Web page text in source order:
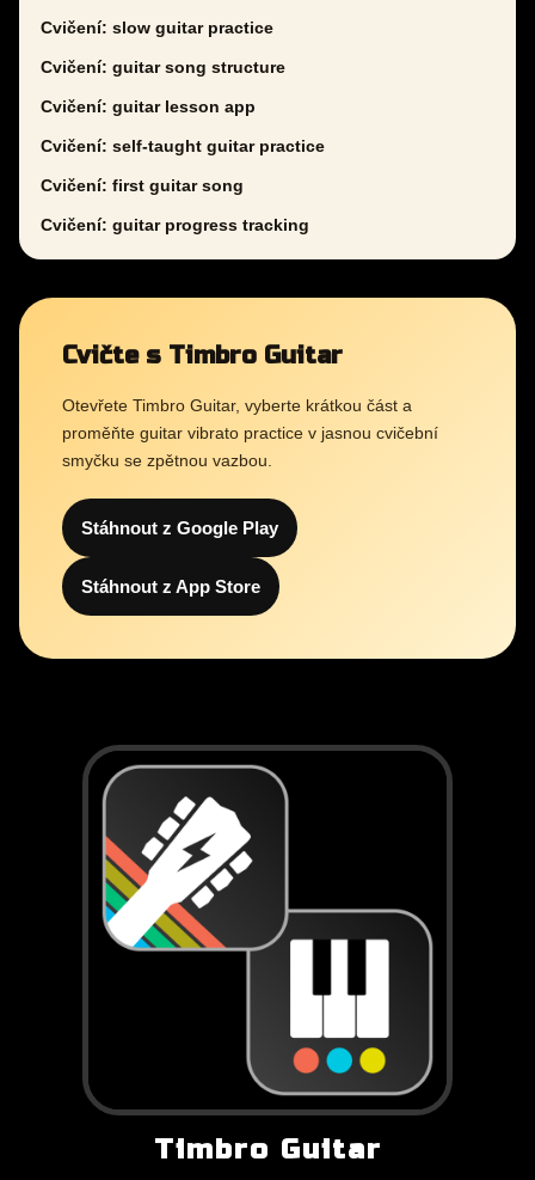
Cvičení: slow guitar practice
Cvičení: guitar song structure
Cvičení: guitar lesson app
Cvičení: self-taught guitar practice
Cvičení: first guitar song
Cvičení: guitar progress tracking
Cvičte s Timbro Guitar
Otevřete Timbro Guitar, vyberte krátkou část a
proměňte guitar vibrato practice v jasnou cvičební
smyčku se zpětnou vazbou.
Stáhnout z Google Play
Stáhnout z App Store
Timbro Guitar